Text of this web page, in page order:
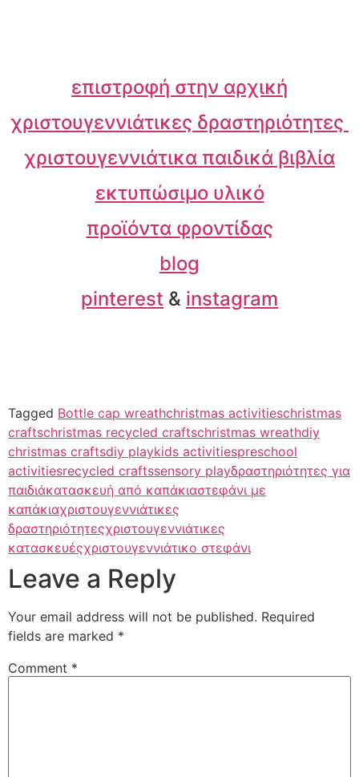
επιστροφή στην αρχική
χριστουγεννιάτικες δραστηριότητες
χριστουγεννιάτικα παιδικά βιβλία
εκτυπώσιμο υλικό
προϊόντα φροντίδας
blog
pinterest & instagram
Tagged Bottle cap wreathchristmas activitieschristmas
craftschristmas recycled craftschristmas wreathdiy
christmas craftsdiy playkids activitiespreschool
activitiesrecycled craftssensory playδραστηριότητες για
παιδιάκατασκευή από καπάκιαστεφάνι με
καπάκιαχριστουγεννιάτικες
δραστηριότητεςχριστουγεννιάτικες
κατασκευέςχριστουγεννιάτικο στεφάνι
Leave a Reply
Your email address will not be published. Required
fields are marked *
Comment *